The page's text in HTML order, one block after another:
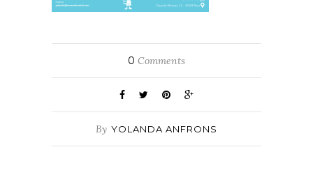
0 Comments
By YOLANDA ANFRONS